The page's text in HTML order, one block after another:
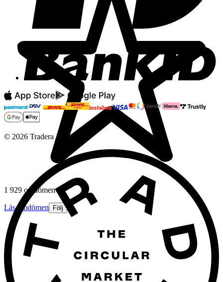
1 929 omdömen
Läs omdömen Följ
© 2026 Tradera